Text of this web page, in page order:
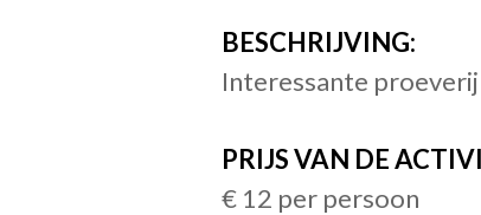
BESCHRIJVING:
Interessante
PRIJS VAN DE
€ 12 per persoon